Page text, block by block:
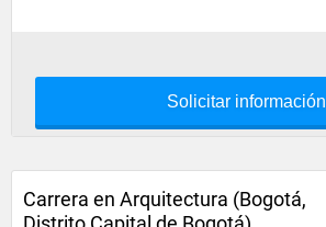
Solicitar información
Carrera en Arquitectura (Bogotá,